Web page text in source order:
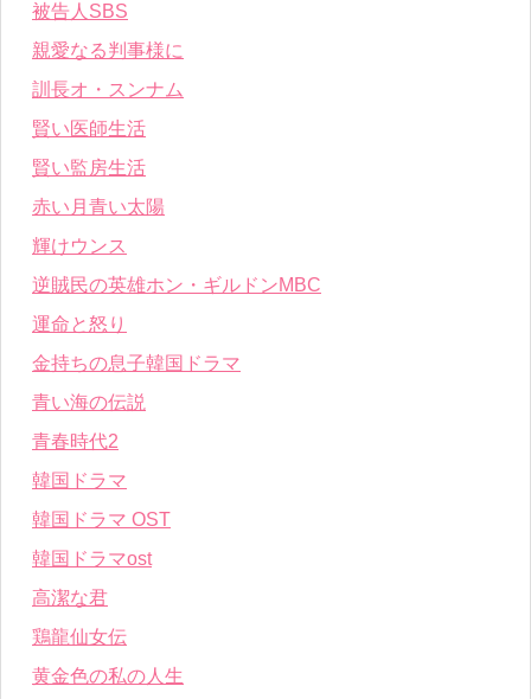
被告人SBS
親愛なる判事様に
訓長オ・スンナム
賢い医師生活
賢い監房生活
赤い月青い太陽
輝けウンス
逆賊民の英雄ホン・ギルドンMBC
運命と怒り
金持ちの息子韓国ドラマ
青い海の伝説
青春時代2
韓国ドラマ
韓国ドラマ OST
韓国ドラマost
高潔な君
鶏龍仙女伝
黄金色の私の人生